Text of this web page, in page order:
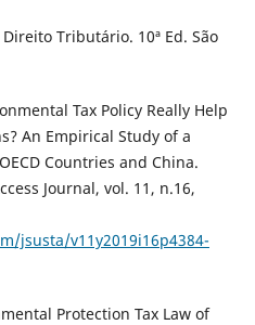
Tributário. 10ª Ed. São
Tax Policy Really Help
An Empirical Study of a
Countries and China.
Journal, vol. 11, n.16,
jsusta/v11y2019i16p4384-
Protection Tax Law of